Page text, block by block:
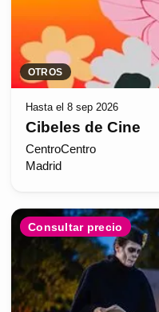
OTROS
Hasta el 8 sep 2026
Cibeles de Cine
CentroCentro
Madrid
Consultar precio